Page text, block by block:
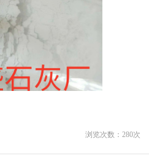
浏览次数： 280次